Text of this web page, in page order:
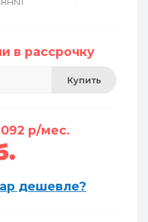
в рассрочку
Купить
р/мес.
дешевле?